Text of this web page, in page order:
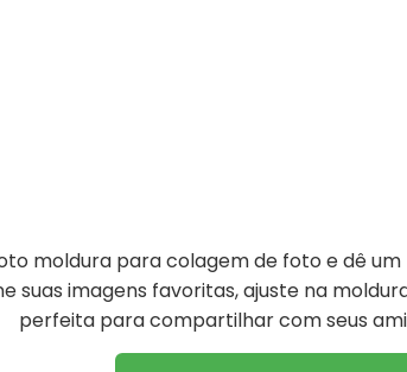
moldura para colagem de foto e dê um
suas imagens favoritas, ajuste na
perfeita para compartilhar com seus